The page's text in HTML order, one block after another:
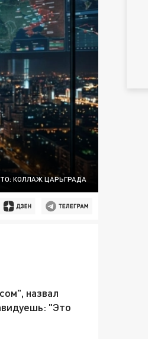
КОЛЛАЖ ЦАРЬГРАДА
назвал
"Это